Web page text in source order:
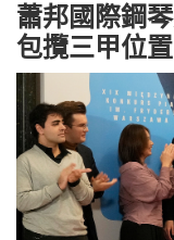
蕭邦國際鋼
包攬三甲位置